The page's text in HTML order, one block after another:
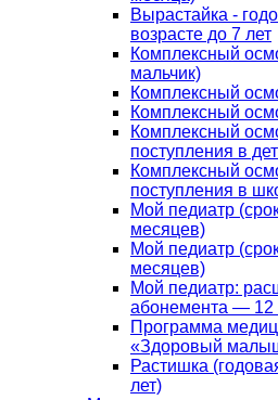
Вырастайка -
возрасте до 7 лет
Комплексный
мальчик)
Комплексный
Комплексный
Комплексный
поступления в
Комплексный
поступления в
Мой педиатр
месяцев)
Мой педиатр
месяцев)
Мой педиатр:
абонемента — 12
Программа
«Здоровый
Растишка
лет)